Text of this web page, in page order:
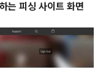
는 피싱 사이트 화면